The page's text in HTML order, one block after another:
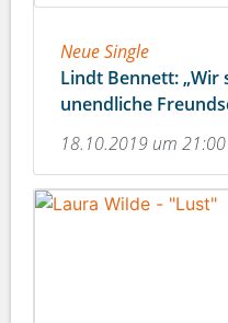
Neue Single
Lindt Bennett: „Wir sind für immer“ – eine
unendliche
18.10.2019 um